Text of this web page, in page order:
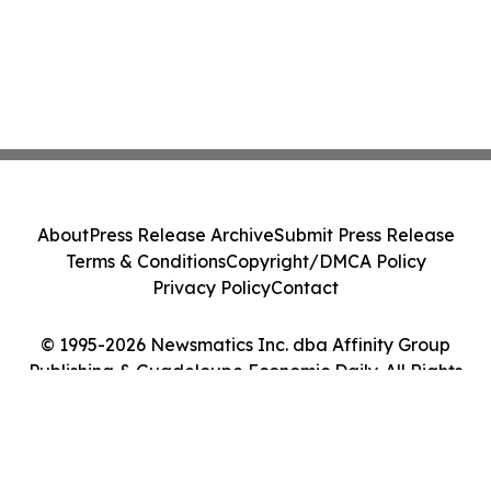
© 1995-2026 Newsmatics Inc. dba Affinity Group
Publishing & Guadeloupe Economic Daily. All Rights
AboutPress Release ArchiveSubmit Press Release
Terms & ConditionsCopyright/DMCA Policy
Privacy PolicyContact